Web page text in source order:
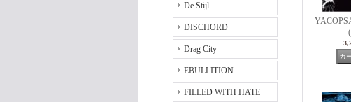
De Stijl
DISCHORD
Drag City
EBULLITION
FILLED WITH HATE